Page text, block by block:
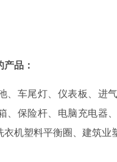
品：
、车尾灯、仪表板、进
、保险杆、电脑充电器
机塑料平衡圈、建筑业